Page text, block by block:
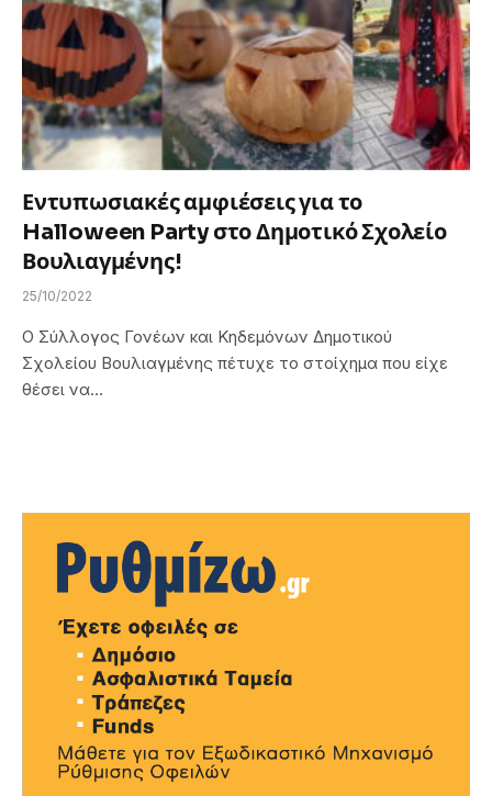
Εντυπωσιακές αμφιέσεις για το
Halloween Party στο Δημοτικό Σχολείο
Βουλιαγμένης!
25/10/2022
O Σύλλογος Γονέων και Κηδεμόνων Δημοτικού
Σχολείου Βουλιαγμένης πέτυχε το στοίχημα που είχε
θέσει να…